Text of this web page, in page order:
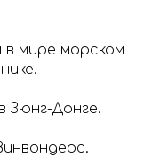
мире морском
Зюнг-Донге.